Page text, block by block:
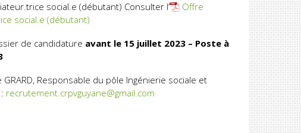
social.e (débutant) Consulter l’
Offre
social.e (débutant)
de candidature avant le 15 juillet 2023 – Poste à
GRARD, Responsable du pôle Ingénierie sociale et
recrutement.crpvguyane@gmail.com